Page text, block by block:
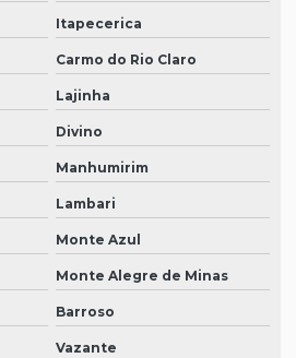
Itapecerica
Carmo do Rio Claro
Lajinha
Divino
Manhumirim
Lambari
Monte Azul
Monte Alegre de Minas
Barroso
Vazante